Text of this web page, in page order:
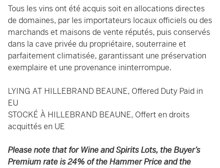
Tous les vins ont été acquis soit en allocations directes
de domaines, par les importateurs locaux officiels ou des
marchands et maisons de vente réputés, puis conservés
dans la cave privée du propriétaire, souterraine et
parfaitement climatisée, garantissant une préservation
exemplaire et une provenance ininterrompue.
LYING AT HILLEBRAND BEAUNE, Offered Duty Paid in
EU
STOCKÉ À HILLEBRAND BEAUNE, Offert en droits
acquittés en UE
Please note that for Wine and Spirits Lots, the Buyer’s
Premium rate is 24% of the Hammer Price and the